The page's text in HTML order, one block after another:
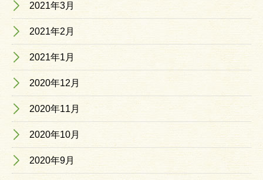
2021年3月
2021年2月
2021年1月
2020年12月
2020年11月
2020年10月
2020年9月